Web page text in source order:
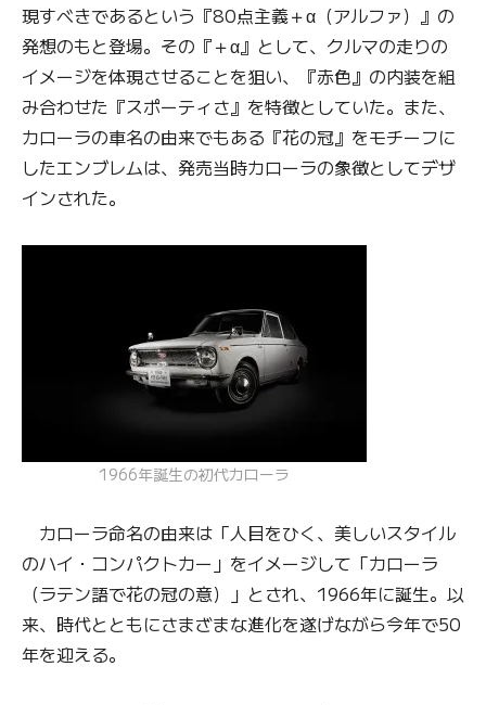
現すべきであるという『80点主義＋α（アルファ）』の
発想のもと登場。その『＋α』として、クルマの走りの
イメージを体現させることを狙い、『赤色』の内装を組
み合わせた『スポーティさ』を特徴としていた。また、
カローラの車名の由来でもある『花の冠』をモチーフに
したエンブレムは、発売当時カローラの象徴としてデザ
インされた。
1966年誕生の初代カローラ
カローラ命名の由来は「人目をひく、美しいスタイル
のハイ・コンパクトカー」をイメージして「カローラ
（ラテン語で花の冠の意）」とされ、1966年に誕生。以
来、時代とともにさまざまな進化を遂げながら今年で50
年を迎える。